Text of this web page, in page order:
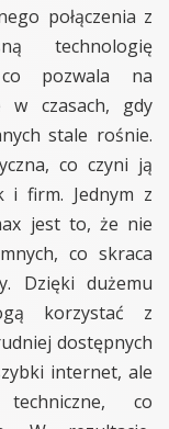
połączenia z
technologię
co pozwala na
w czasach, gdy
stale rośnie.
co czyni ją
i firm. Jednym z
jest to, że nie
co skraca
Dzięki dużemu
korzystać z
dostępnych
internet, ale
co